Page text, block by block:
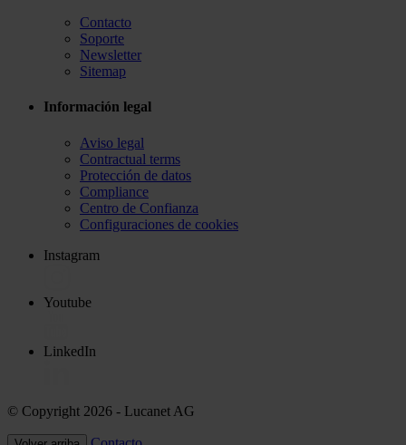
Contacto
Soporte
Newsletter
Sitemap
Información legal
Aviso legal
Contractual terms
Protección de datos
Compliance
Centro de Confianza
Configuraciones de cookies
Instagram
Youtube
LinkedIn
© Copyright 2026 - Lucanet AG